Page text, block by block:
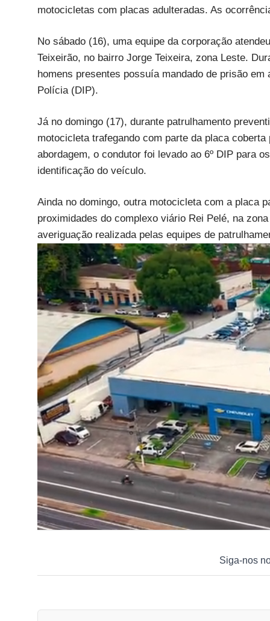
motocicletas com placas adulteradas. As
No sábado (16), uma equipe da corporação
Teixeirão, no bairro Jorge Teixeira, zona Leste.
homens presentes possuía mandado de prisão
Polícia (DIP).
Já no domingo (17), durante patrulhamento
motocicleta trafegando com parte da placa
abordagem, o condutor foi levado ao 6º DIP para
identificação do veículo.
Ainda no domingo, outra motocicleta com a placa
proximidades do complexo viário Rei Pelé, na
averiguação realizada pelas equipes de
Siga-nos